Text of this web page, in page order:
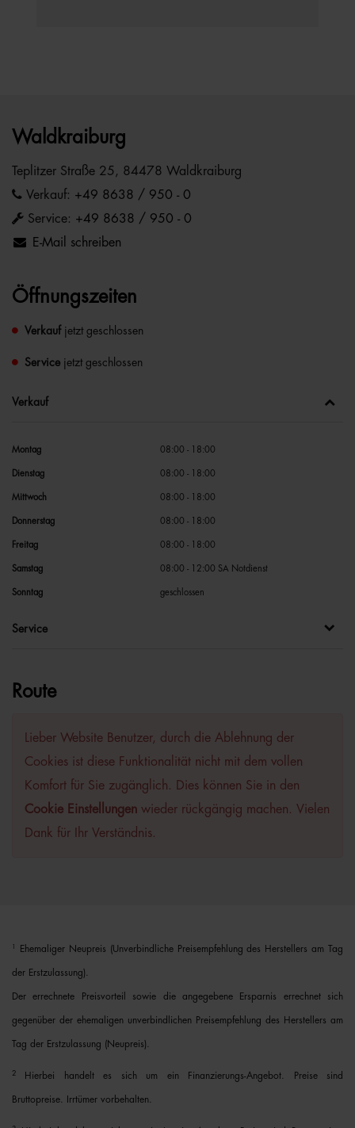
Waldkraiburg
Teplitzer Straße 25, 84478 Waldkraiburg
Verkauf: +49 8638 / 950 - 0
Service: +49 8638 / 950 - 0
E-Mail schreiben
Öffnungszeiten
Verkaufjetzt geschlossen
Servicejetzt geschlossen
Verkauf
Montag 08:00 - 18:00
Dienstag 08:00 - 18:00
Mittwoch 08:00 - 18:00
Donnerstag 08:00 - 18:00
Freitag 08:00 - 18:00
Samstag 08:00 - 12:00 SA Notdienst
Sonntag geschlossen
Service
Route
Lieber Website Benutzer, durch die Ablehnung der
Cookies ist diese Funktionalität nicht mit dem vollen
Komfort für Sie zugänglich. Dies können Sie in den
Cookie Einstellungen wieder rückgängig machen. Vielen
Dank für Ihr Verständnis.
Ehemaliger Neupreis (Unverbindliche Preisempfehlung des Herstellers am Tag
der Erstzulassung).
Der errechnete Preisvorteil sowie die angegebene Ersparnis errechnet sich
gegenüber der ehemaligen unverbindlichen Preisempfehlung des Herstellers am
Tag der Erstzulassung (Neupreis).
2 Hierbei handelt es sich um ein Finanzierungs-Angebot. Preise sind
Bruttopreise. Irrtümer vorbehalten.